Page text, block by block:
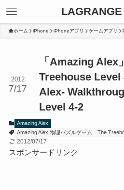
ホーム iPhone iPhoneアプリ ゲームアプリ
「Amazing Alex
Treehouse Level
Alex-
Level 4-2
2012
7/17
Amazing Alex
Amazing Alex 物理パズルゲーム
The
2012/07/17
スポンサードリンク